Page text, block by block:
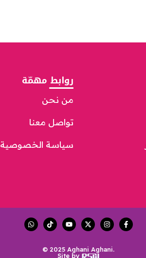
روابط مهمّة
من نحن
تواصل معنا
سياسة الخصوصية
© 2025 Aghani Aghani.
Site by